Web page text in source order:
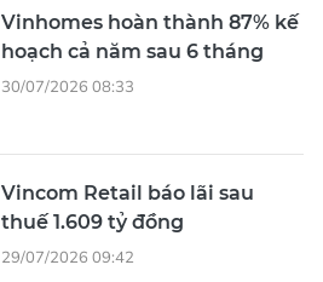
Vinhomes hoàn thành 87% kế
hoạch cả năm sau 6 tháng
30/07/2026 08:33
Vincom Retail báo lãi sau
thuế 1.609 tỷ đồng
29/07/2026 09:42